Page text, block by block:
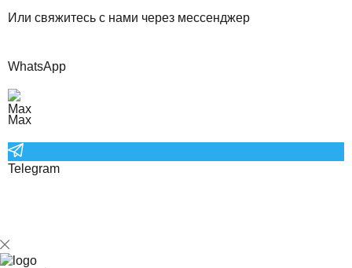
Или свяжитесь с нами через мессенджер
WhatsApp
Max
Telegram